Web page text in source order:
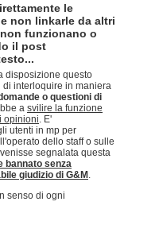
le
non linkarle da altri
funzionano o
il post
disposizione questo
di interloquire in maniera
o questioni di
a svilire la funzione
opinioni . E'
utenti in mp per
dello staff o sulle
segnalata questa
bannato senza
giudizio di G&M
senso di ogni